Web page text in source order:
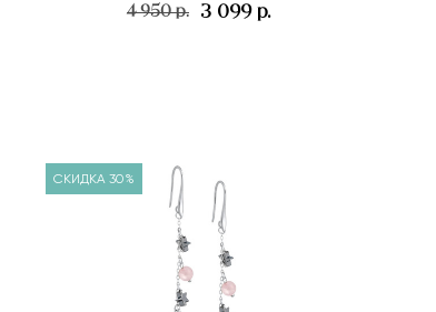
4 950 р. 3 099 р.
СКИДКА 30%